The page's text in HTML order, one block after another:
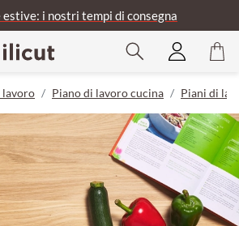
estive: i nostri tempi di consegna
lavoro Piano di lavoro cucina Piani di